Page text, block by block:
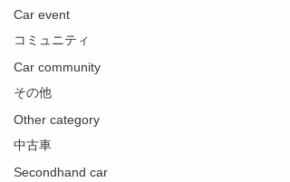
Car event
コミュニティ
Car community
その他
Other category
中古車
Secondhand car